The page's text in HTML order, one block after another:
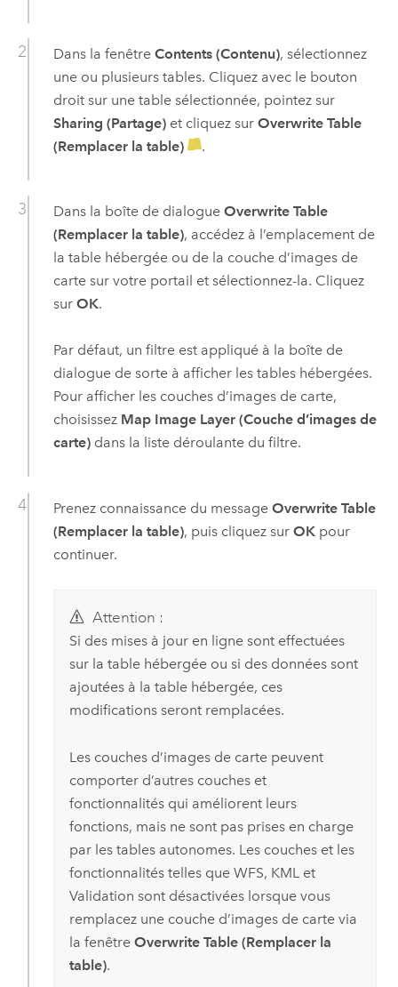
Dans la fenêtre Contents (Contenu), sélectionnez
une ou plusieurs tables. Cliquez avec le bouton
droit sur une table sélectionnée, pointez sur
Sharing (Partage)et cliquez sur Overwrite Table
(Remplacer la table)
.
Dans la boîte de dialogue Overwrite Table
(Remplacer la table), accédez à l’emplacement de
la table hébergée ou de la couche d’images de
carte sur votre portail et sélectionnez-la. Cliquez
sur OK.
Par défaut, un filtre est appliqué à la boîte de
dialogue de sorte à afficher les tables hébergées.
Pour afficher les couches d’images de carte,
choisissez Map Image Layer (Couche d’images de
carte)dans la liste déroulante du filtre.
Prenez connaissance du message Overwrite Table
(Remplacer la table), puis cliquez sur OKpour
continuer.
Attention :
Si des mises à jour en ligne sont effectuées
sur la table hébergée ou si des données sont
ajoutées à la table hébergée, ces
modifications seront remplacées.
Les couches d’images de carte peuvent
comporter d’autres couches et
fonctionnalités qui améliorent leurs
fonctions, mais ne sont pas prises en charge
par les tables autonomes. Les couches et les
fonctionnalités telles que WFS, KML et
Validation sont désactivées lorsque vous
remplacez une couche d’images de carte via
la fenêtre Overwrite Table (Remplacer la
table).